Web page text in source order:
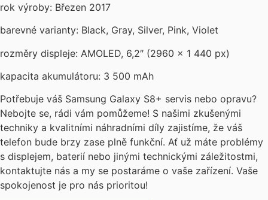
rok výroby: Březen 2017
barevné varianty: Black, Gray, Silver, Pink, Violet
rozměry displeje: AMOLED, 6,2″ (2960 × 1 440 px)
kapacita akumulátoru: 3 500 mAh
Potřebuje váš Samsung Galaxy S8+ servis nebo opravu?
Nebojte se, rádi vám pomůžeme! S našimi zkušenými
techniky a kvalitními náhradními díly zajistíme, že váš
telefon bude brzy zase plně funkční. Ať už máte problémy
s displejem, baterií nebo jinými technickými záležitostmi,
kontaktujte nás a my se postaráme o vaše zařízení. Vaše
spokojenost je pro nás prioritou!